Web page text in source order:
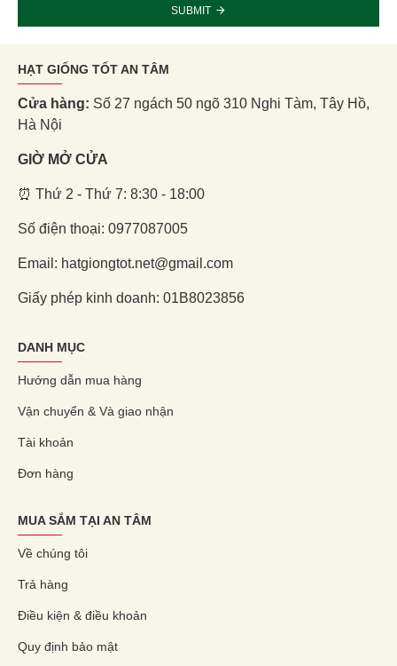
SUBMIT
HẠT GIỐNG TỐT AN TÂM
Cửa hàng: Số 27 ngách 50 ngõ 310 Nghi Tàm, Tây Hồ,
Hà Nội
GIỜ MỞ CỬA
⏰ Thứ 2 - Thứ 7: 8:30 - 18:00
Số điện thoại: 0977087005
Email: hatgiongtot.net@gmail.com
Giấy phép kinh doanh: 01B8023856
DANH MỤC
Hướng dẫn mua hàng
Vận chuyển & Và giao nhận
Tài khoản
Đơn hàng
MUA SẮM TẠI AN TÂM
Về chúng tôi
Trả hàng
Điều kiện & điều khoản
Quy định bảo mật